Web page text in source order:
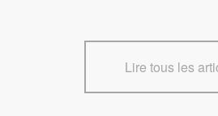
Lire tous les